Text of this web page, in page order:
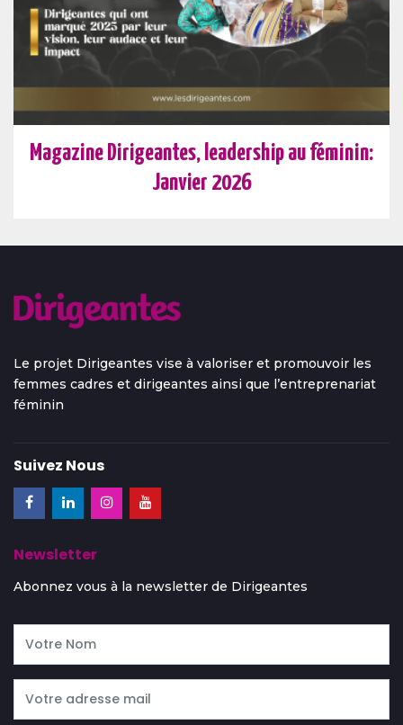
Magazine Dirigeantes, leadership au féminin:
Janvier 2026
Le projet Dirigeantes vise à valoriser et promouvoir les
femmes cadres et dirigeantes ainsi que l’entreprenariat
féminin
Suivez Nous
Newsletter
Abonnez vous à la newsletter de Dirigeantes